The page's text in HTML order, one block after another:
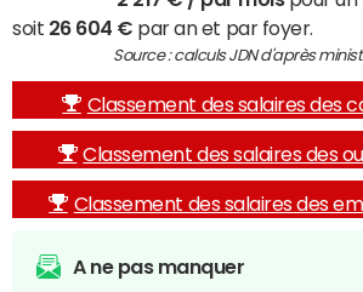
soit 26 604 € par an et par foyer.
Source : calculs JDN d'après
Classement des salaires des
Classement des salaires des
Classement des salaires des
A ne pas manquer